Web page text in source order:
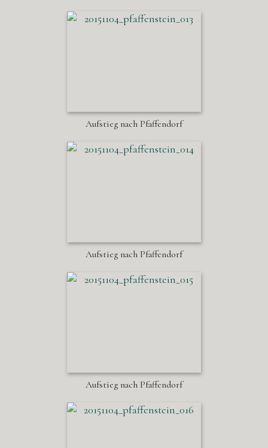
Aufstieg nach Pfaffendorf
Aufstieg nach Pfaffendorf
Aufstieg nach Pfaffendorf